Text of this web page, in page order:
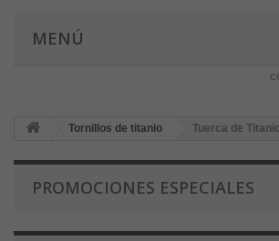
MENÚ
Tornillos de titanio Tuerca de
PROMOCIONES ESPECIALES